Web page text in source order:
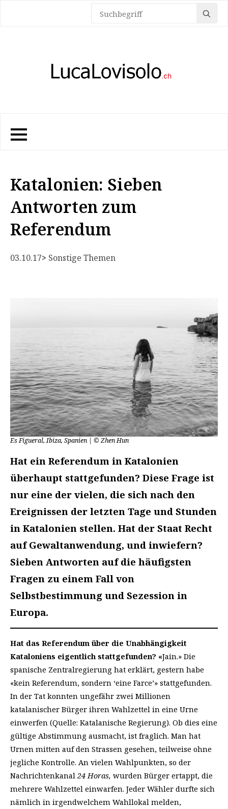
for:
Katalonien: Sieben
Antworten zum
Referendum
03.10.17> Sonstige Themen
Es Figueral, Ibiza, Spanien | © Zhen Hun
Hat ein Referendum in Katalonien
überhaupt stattgefunden? Diese Frage ist
nur eine der vielen, die sich nach den
Ereignissen der letzten Tage und Stunden
in Katalonien stellen. Hat der Staat Recht
auf Gewaltanwendung, und inwiefern?
Sieben Antworten auf die häufigsten
Fragen zu einem Fall von
Selbstbestimmung und Sezession in
Europa.
Hat das Referendum über die Unabhängigkeit
Kataloniens eigentlich stattgefunden? «Jain.» Die
spanische Zentralregierung hat erklärt, gestern habe
«kein Referendum, sondern ‘eine Farce’» stattgefunden.
In der Tat konnten ungefähr zwei Millionen
katalanischer Bürger ihren Wahlzettel in eine Urne
einwerfen (Quelle: Katalanische Regierung). Ob dies eine
gültige Abstimmung ausmacht, ist fraglich. Man hat
Urnen mitten auf den Strassen gesehen, teilweise ohne
jegliche Kontrolle. An vielen Wahlpunkten, so der
Nachrichtenkanal 24 Horas, wurden Bürger ertappt, die
mehrere Wahlzettel einwarfen. Jeder Wähler durfte sich
nämlich in irgendwelchem Wahllokal melden,